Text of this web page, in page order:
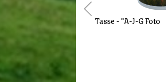
Tasse - "A-J-G Foto